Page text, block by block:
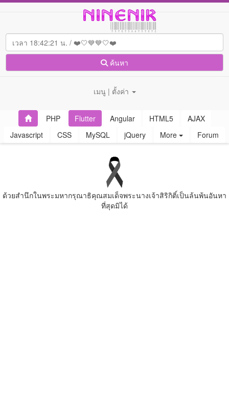
ค้นหา
เมนู | ตั้งค่า
PHP Flutter Angular HTML5
AJAX
Javascript
CSS MySQL jQuery More Forum
ด้วยสํานึกในพระมหากรุณาธิคุณสมเด็จพระนางเจ้าสิริกิติ์เป็นล้นพ้นอันหา
ที่สุดมิได้